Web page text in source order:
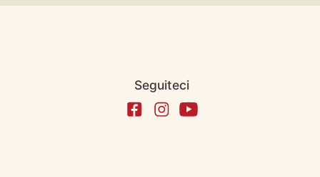
Seguiteci